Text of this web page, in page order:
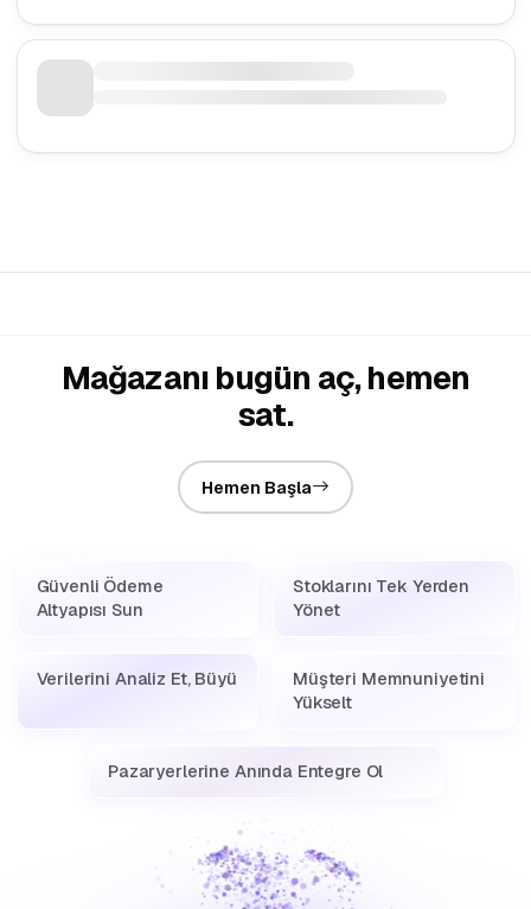
Mağazanı bugün aç, hemen
sat.
Hemen Başla
Güvenli Ödeme
Altyapısı Sun
Stoklarını Tek Yerden
Yönet
Verilerini Analiz Et, Büyü
Müşteri Memnuniyetini
Yükselt
Pazaryerlerine Anında Entegre Ol